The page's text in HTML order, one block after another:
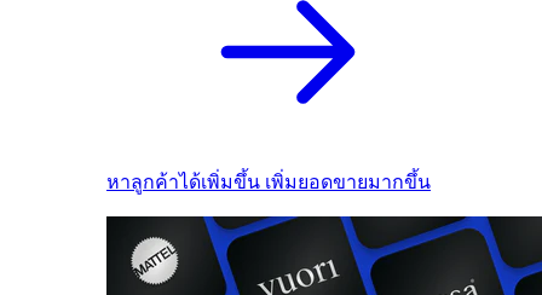
หาลูกค้าได้เพิ่มขึ้น เพิ่มยอดขายมากขึ้น